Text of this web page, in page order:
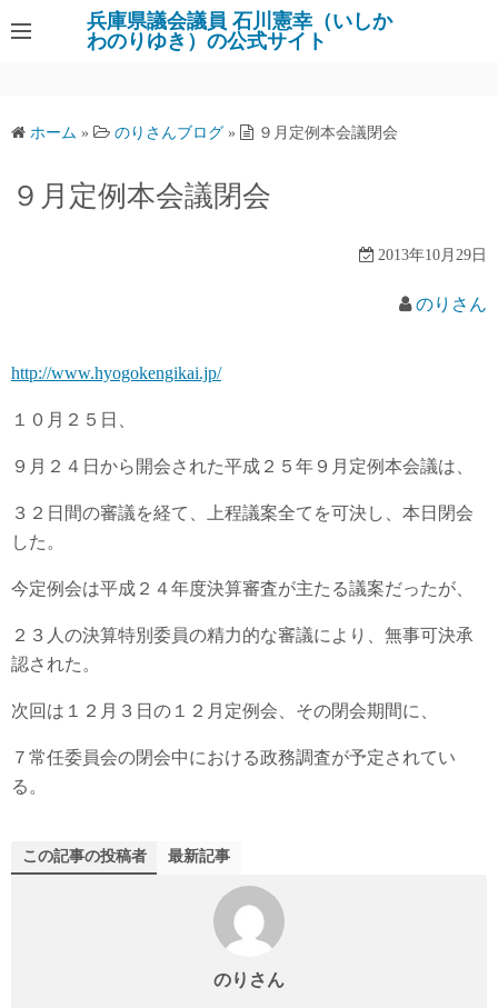
ン
ツ
兵庫県議会議員 石川憲幸（いしか
わのりゆき）の公式サイト
ホーム » のりさんブログ » ９月定例本会議閉会
９月定例本会議閉会
2013年10月29日
のりさん
http://www.hyogokengikai.jp/
１０月２５日、
９月２４日から開会された平成２５年９月定例本会議は、
３２日間の審議を経て、上程議案全てを可決し、本日閉会
した。
今定例会は平成２４年度決算審査が主たる議案だったが、
２３人の決算特別委員の精力的な審議により、無事可決承
認された。
次回は１２月３日の１２月定例会、その閉会期間に、
７常任委員会の閉会中における政務調査が予定されてい
る。
この記事の投稿者 最新記事
のりさん